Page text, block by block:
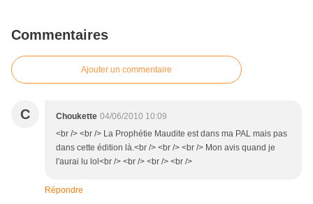
Commentaires
Ajouter un commentaire
C Choukette 04/06/2010 10:09
<br /> <br /> La Prophétie Maudite est dans ma PAL mais pas
dans cette édition là.<br /> <br /> <br /> Mon avis quand je
l'aurai lu lol<br /> <br /> <br /> <br />
Répondre